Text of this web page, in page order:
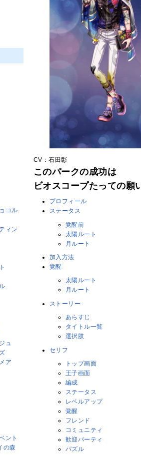
CV：石田彰
このパークの成功は
ビオスコープたっての願
プロフィール
ステータス
覚醒前
太陽ルート
月ルート
加入方法
覚醒
太陽ルート
月ルート
ストーリー
あらすじ
タイトル一覧
選択肢
セリフ
トップ画面
王子画面
編成
ステータス
レベルアップ
覚醒
フレンド
コミュニティ
歓迎パーティ
パズル
コル
ィン
ュ
ア
ント
の森